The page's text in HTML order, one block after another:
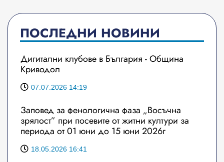
ПОСЛЕДНИ НОВИНИ
Дигитални клубове в България - Община
Криводол
07.07.2026 14:19
Заповед за фенологична фаза „Восъчна
зрялост” при посевите от житни култури за
периода от 01 юни до 15 юни 2026г
18.05.2026 16:41